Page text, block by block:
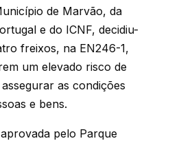
de Marvão, da
e do ICNF, decidiu-
freixos, na EN246-1,
um elevado risco de
as condições
e bens.
pelo Parque